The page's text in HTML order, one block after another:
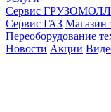
Сервис ГРУЗОМОЛЛ
Сервис ГАЗ Магазин
Переоборудование
Новости Акции